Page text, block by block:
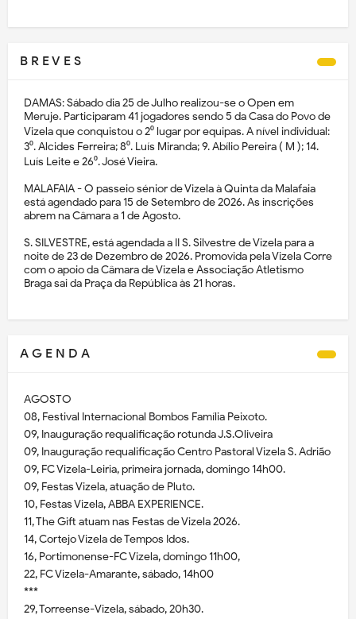
B R E V E S
DAMAS: Sábado dia 25 de Julho realizou-se o Open em
Meruje. Participaram 41 jogadores sendo 5 da Casa do Povo de
Vizela que conquistou o 2⁰ lugar por equipas. A nível individual:
3⁰. Alcides Ferreira; 8⁰. Luís Miranda; 9. Abílio Pereira ( M ); 14.
Luís Leite e 26⁰. José Vieira.
MALAFAIA - O passeio sénior de Vizela à Quinta da Malafaia
está agendado para 15 de Setembro de 2026. As inscrições
abrem na Câmara a 1 de Agosto.
S. SILVESTRE, está agendada a II S. Silvestre de Vizela para a
noite de 23 de Dezembro de 2026. Promovida pela Vizela Corre
com o apoio da Câmara de Vizela e Associação Atletismo
Braga sai da Praça da República às 21 horas.
A G E N D A
AGOSTO
08, Festival Internacional Bombos Família Peixoto.
09, Inauguração requalificação rotunda J.S.Oliveira
09, Inauguração requalificação Centro Pastoral Vizela S. Adrião
09, FC Vizela-Leiria, primeira jornada, domingo 14h00.
09, Festas Vizela, atuação de Pluto.
10, Festas Vizela, ABBA EXPERIENCE.
11, The Gift atuam nas Festas de Vizela 2026.
14, Cortejo Vizela de Tempos Idos.
16, Portimonense-FC Vizela, domingo 11h00,
22, FC Vizela-Amarante, sábado, 14h00
***
29, Torreense-Vizela, sábado, 20h30.